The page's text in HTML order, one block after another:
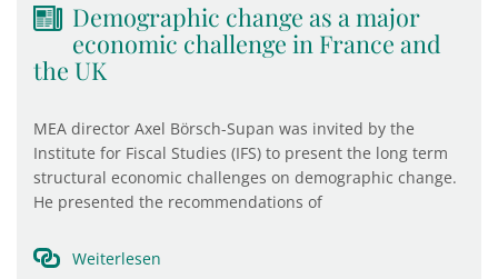
Demographic change as a major
economic challenge in France and
the UK
MEA director Axel Börsch-Supan was invited by the
Institute for Fiscal Studies (IFS) to present the long term
structural economic challenges on demographic change.
He presented the recommendations of
Weiterlesen